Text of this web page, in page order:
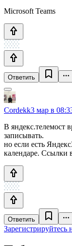
Microsoft Teams
Ответить
Cordekk3 мар в
В яндекс.телемост
записывать.
но если есть
календаре. Ссылки
Ответить
Зарегистрируйтесь